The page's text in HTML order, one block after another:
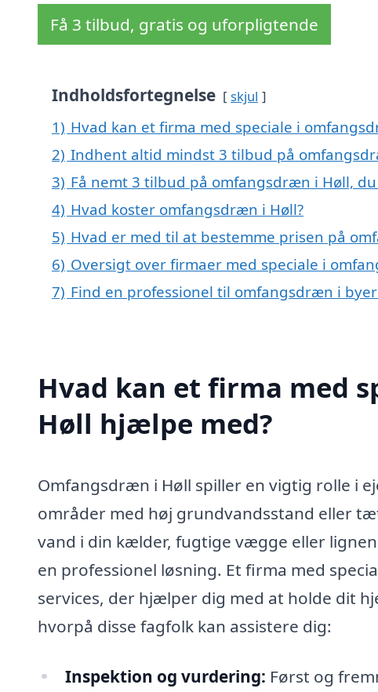
Få 3 tilbud, gratis og uforpligtende
Indholdsfortegnelse skjul
1) Hvad kan et firma med speciale i
2) Indhent altid mindst 3 tilbud på
3) Få nemt 3 tilbud på omfangsdræn i Høll,
4) Hvad koster omfangsdræn i Høll?
5) Hvad er med til at bestemme prisen på
6) Oversigt over firmaer med speciale i
7) Find en professionel til omfangsdræn i
Hvad kan et firma med
Høll hjælpe med?
Omfangsdræn i Høll spiller en vigtig rolle i
områder med høj grundvandsstand eller
vand i din kælder, fugtige vægge eller
en professionel løsning. Et firma med
services, der hjælper dig med at holde dit
hvorpå disse fagfolk kan assistere dig:
Inspektion og vurdering: Først og